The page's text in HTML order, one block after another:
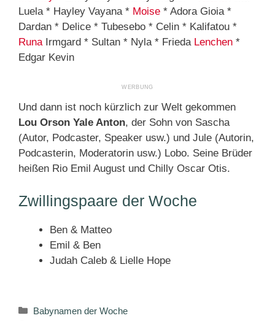
Luela * Hayley Vayana * Moise * Adora Gioia *
Dardan * Delice * Tubesebo * Celin * Kalifatou *
RunaIrmgard * Sultan * Nyla * Frieda Lenchen *
Edgar Kevin
Und dann ist noch kürzlich zur Welt gekommen
Lou Orson Yale Anton, der Sohn von Sascha
(Autor, Podcaster, Speaker usw.) und Jule (Autorin,
Podcasterin, Moderatorin usw.) Lobo. Seine Brüder
heißen Rio Emil August und Chilly Oscar Otis.
Zwillingspaare der Woche
Ben & Matteo
Emil & Ben
Judah Caleb & Lielle Hope
Kategorien
Babynamen der Woche